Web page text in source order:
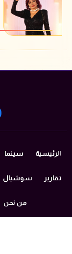
الرئيسية سينما
تقارير سوشيال
من نحن